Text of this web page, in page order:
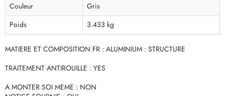
Couleur
Gris
Poids
3.433 kg
MATIERE ET COMPOSITION FR : ALUMINIUM : STRUCTURE
TRAITEMENT ANTIROUILLE : YES
A MONTER SOI MEME : NON